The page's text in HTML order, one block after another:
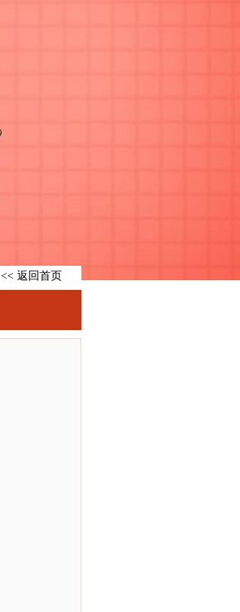
<< 返回首页